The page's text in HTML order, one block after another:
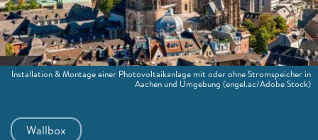
Wallbox
Installation & Montage einer Photovoltaikanlage mit oder ohne Stromspeicher in
Aachen und Umgebung (engel.ac/Adobe Stock)